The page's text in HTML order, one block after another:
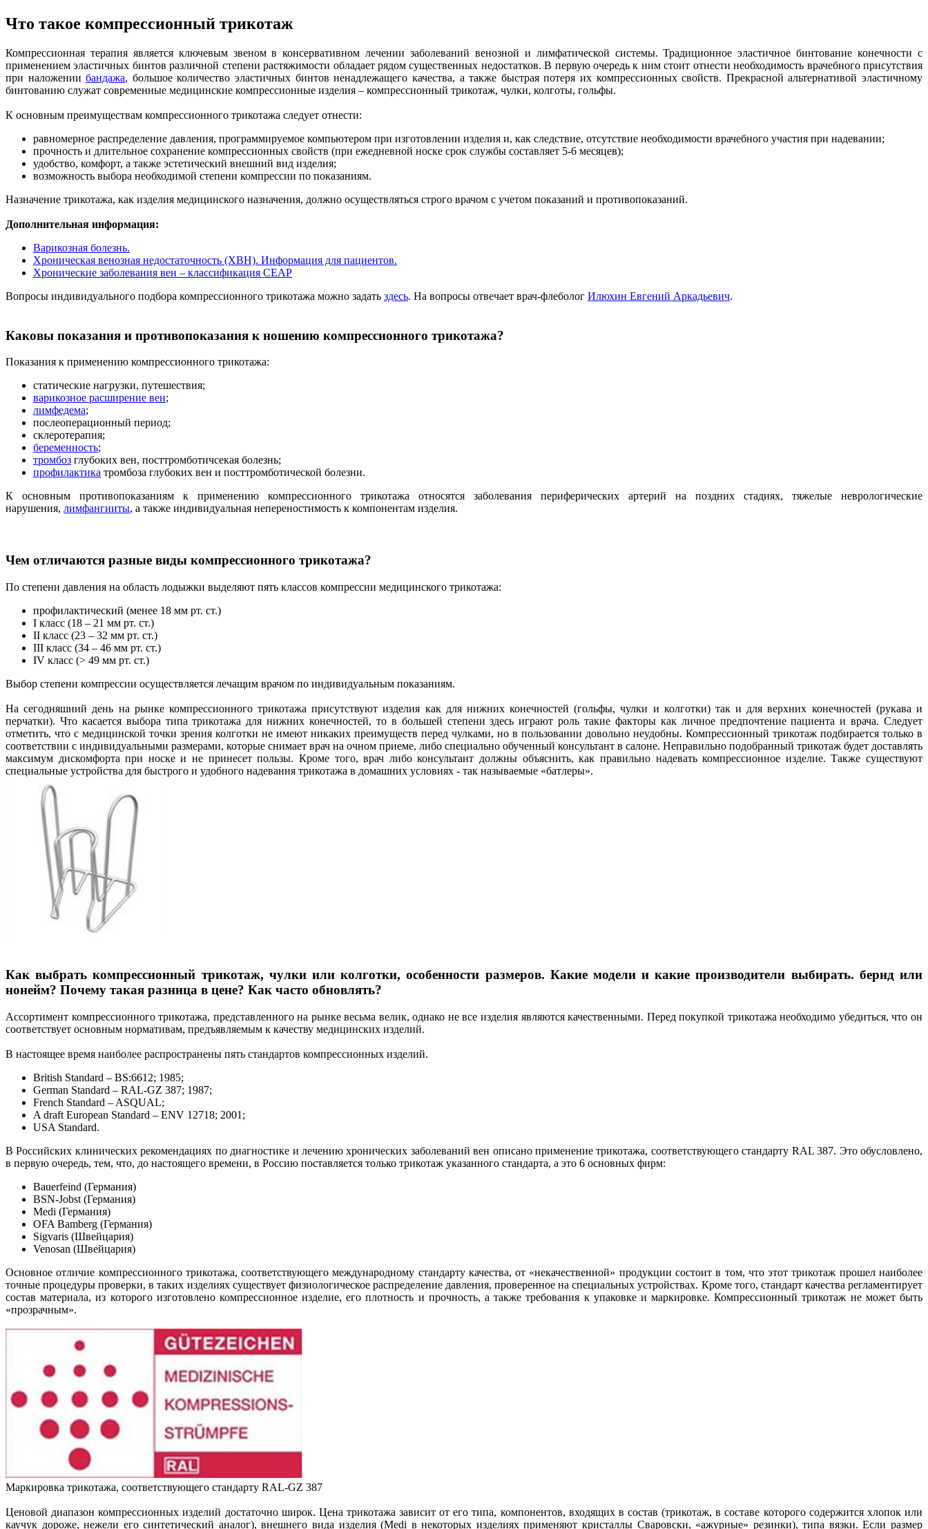
Что такое компрессионный трикотаж
Компрессионная терапия является ключевым звеном в консервативном лечении заболеваний венозной и лимфатической системы. Традиционное эластичное бинтование конечности с
применением эластичных бинтов различной степени растяжимости обладает рядом существенных недостатков. В первую очередь к ним стоит отнести необходимость врачебного присутствия
при наложениибандажа, большое количество эластичных бинтов ненадлежащего качества, а также быстрая потеря их компрессионных свойств. Прекрасной альтернативой эластичному
бинтованию служат современные медицинские компрессионные изделия – компрессионный трикотаж, чулки, колготы, гольфы.
К основным преимуществам компрессионного трикотажа следует отнести:
равномерное распределение давления, программируемое компьютером при изготовлении изделия и, как следствие, отсутствие необходимости врачебного участия при надевании;
прочность и длительное сохранение компрессионных свойств (при ежедневной носке срок службы составляет 5-6 месяцев);
удобство, комфорт, а также эстетический внешний вид изделия;
возможность выбора необходимой степени компрессии по показаниям.
Назначение трикотажа, как изделия медицинского назначения, должно осуществляться строго врачом с учетом показаний и противопоказаний.
Дополнительная информация:
Варикозная болезнь.
Хроническая венозная недостаточность (ХВН). Информация для пациентов.
Хронические заболевания вен – классификация CEAP
Вопросы индивидуального подбора компрессионного трикотажа можно задать здесь. На вопросы отвечает врач-флеболог Илюхин Евгений Аркадьевич.
Каковы показания и противопоказания к ношению компрессионного трикотажа?
Показания к применению компрессионного трикотажа:
статические нагрузки, путешествия;
варикозное расширение вен;
лимфедема;
послеоперационный период;
склеротерапия;
беременность;
тромбоз глубоких вен, посттромботичсекая болезнь;
профилактика тромбоза глубоких вен и посттромботической болезни.
К основным противопоказаниям к применению компрессионного трикотажа относятся заболевания периферических артерий на поздних стадиях, тяжелые неврологические
нарушения, лимфангииты, а также индивидуальная непереностимость к компонентам изделия.
Чем отличаются разные виды компрессионного трикотажа?
По степени давления на область лодыжки выделяют пять классов компрессии медицинского трикотажа:
профилактический (менее 18 мм рт. ст.)
I класс (18 – 21 мм рт. ст.)
II класс (23 – 32 мм рт. ст.)
III класс (34 – 46 мм рт. ст.)
IV класс (> 49 мм рт. ст.)
Выбор степени компрессии осуществляется лечащим врачом по индивидуальным показаниям.
На сегодняшний день на рынке компрессионного трикотажа присутствуют изделия как для нижних конечностей (гольфы, чулки и колготки) так и для верхних конечностей (рукава и
перчатки). Что касается выбора типа трикотажа для нижних конечностей, то в большей степени здесь играют роль такие факторы как личное предпочтение пациента и врача. Следует
отметить, что с медицинской точки зрения колготки не имеют никаких преимуществ перед чулками, но в пользовании довольно неудобны. Компрессионный трикотаж подбирается только в
соответствии с индивидуальными размерами, которые снимает врач на очном приеме, либо специально обученный консультант в салоне. Неправильно подобранный трикотаж будет доставлять
максимум дискомфорта при носке и не принесет пользы. Кроме того, врач либо консультант должны объяснить, как правильно надевать компрессионное изделие. Также существуют
специальные устройства для быстрого и удобного надевания трикотажа в домашних условиях - так называемые «батлеры».
Как выбрать компрессионный трикотаж, чулки или колготки, особенности размеров. Какие модели и какие производители выбирать. бернд или
нонейм? Почему такая разница в цене? Как часто обновлять?
Ассортимент компрессионного трикотажа, представленного на рынке весьма велик, однако не все изделия являются качественными. Перед покупкой трикотажа необходимо убедиться, что он
соответствует основным нормативам, предъявляемым к качеству медицинских изделий.
В настоящее время наиболее распространены пять стандартов компрессионных изделий.
British Standard – BS:6612; 1985;
German Standard – RAL-GZ 387; 1987;
French Standard – ASQUAL;
A draft European Standard – ENV 12718; 2001;
USA Standard.
В Российских клинических рекомендациях по диагностике и лечению хронических заболеваний вен описано применение трикотажа, соответствующего стандарту RAL 387. Это обусловлено,
в первую очередь, тем, что, до настоящего времени, в Россию поставляется только трикотаж указанного стандарта, а это 6 основных фирм:
Bauerfeind (Германия)
BSN-Jobst (Германия)
Medi (Германия)
OFA Bamberg (Германия)
Sigvaris (Швейцария)
Venosan (Швейцария)
Основное отличие компрессионного трикотажа, соответствующего международному стандарту качества, от «некачественной» продукции состоит в том, что этот трикотаж прошел наиболее
точные процедуры проверки, в таких изделиях существует физиологическое распределение давления, проверенное на специальных устройствах. Кроме того, стандарт качества регламентирует
состав материала, из которого изготовлено компрессионное изделие, его плотность и прочность, а также требования к упаковке и маркировке. Компрессионный трикотаж не может быть
«прозрачным».
Маркировка трикотажа, соответствующего стандарту RAL-GZ 387
Ценовой диапазон компрессионных изделий достаточно широк. Цена трикотажа зависит от его типа, компонентов, входящих в состав (трикотаж, в составе которого содержится хлопок или
каучук дороже, нежели его синтетический аналог), внешнего вида изделия (Medi в некоторых изделиях применяют кристаллы Сваровски, «ажурные» резинки), типа вязки. Если размер